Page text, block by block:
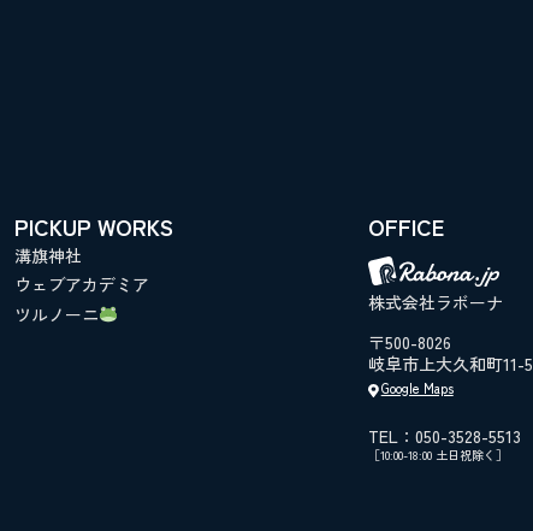
PICKUP WORKS
溝旗神社
ウェブアカデミア
ツルノーニ
OFFICE
株式会社ラボーナ
〒500-8026
岐阜市上大久和町11-5
Google Maps
TEL：050-3528-5513
［10:00-18:00 土日祝除く］